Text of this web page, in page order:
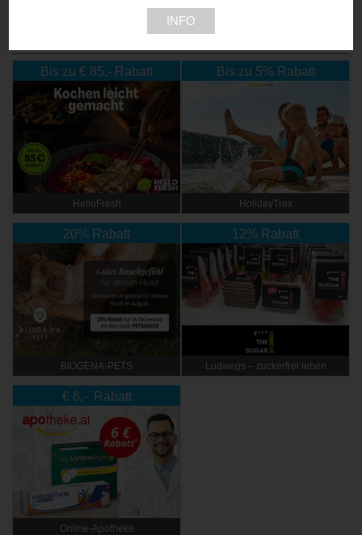
Bis zu € 85,- Rabatt
HelloFresh
Bis zu 5% Rabatt
HolidayTrex
20% Rabatt
BIOGENA-PETS
12% Rabatt
Ludwegs – zuckerfrei leben
€ 6,- Rabatt
Online‑Apotheke
INFO